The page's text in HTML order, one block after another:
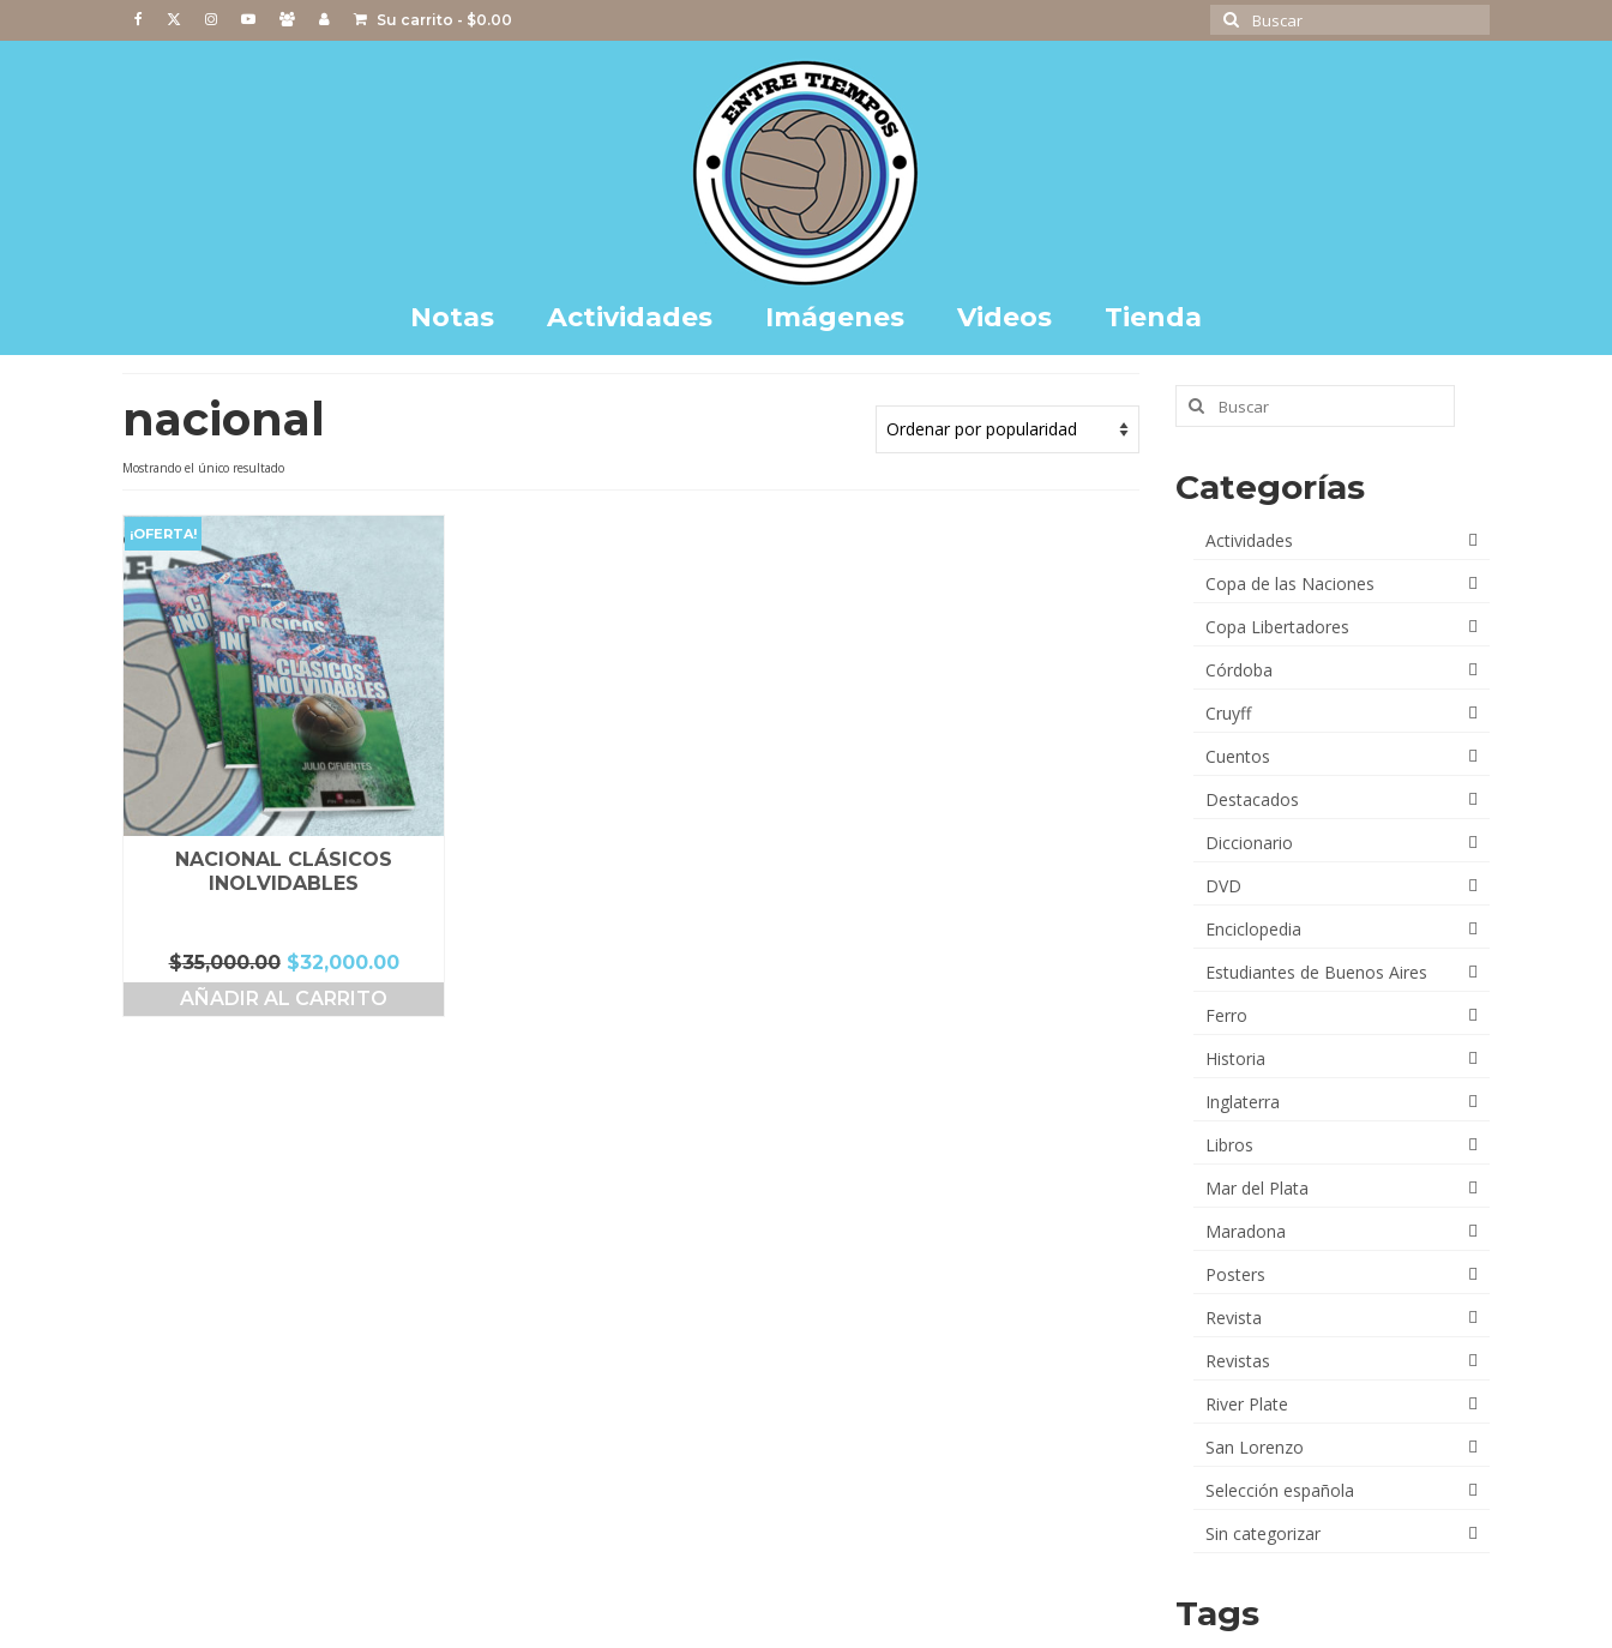
Su carrito - $0.00
Buscar
por:
Notas Actividades Imágenes Videos Tienda
nacional
Mostrando el único resultado
¡OFERTA!
NACIONAL CLÁSICOS
INOLVIDABLES
$35,000.00 El
precio
original
$32,000.00El
precio
AÑADIR AL CARRITO
Buscar
por:
Categorías
Actividades
Copa de las Naciones
Copa Libertadores
Córdoba
Cruyff
Cuentos
Destacados
Diccionario
DVD
Enciclopedia
Estudiantes de Buenos Aires
Ferro
Historia
Inglaterra
Libros
Mar del Plata
Maradona
Posters
Revista
Revistas
River Plate
San Lorenzo
Selección española
Sin categorizar
Tags